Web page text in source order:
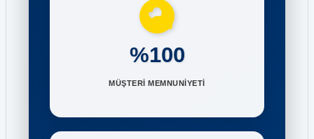
%100
MÜŞTERİ MEMNUNİYETİ